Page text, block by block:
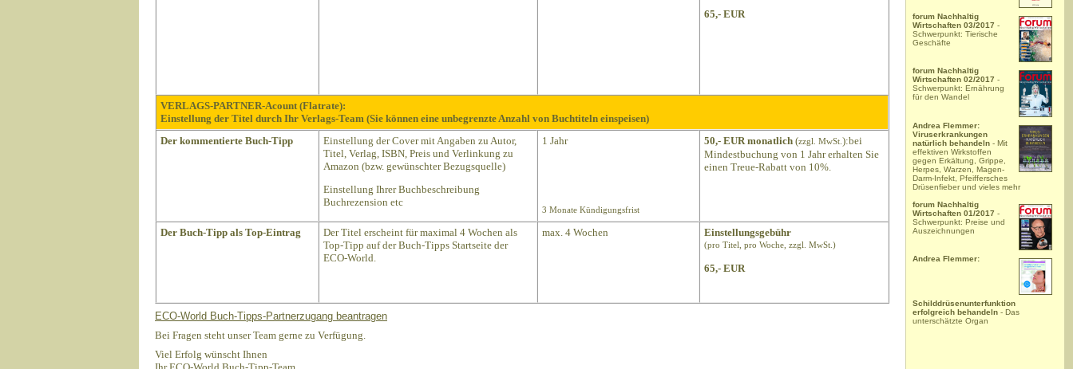
65,- EUR
VERLAGS-PARTNER-Acount (Flatrate):
Einstellung der Titel durch Ihr Verlags-Team (Sie können eine unbegrenzte Anzahl von Buchtiteln einspeisen)
Der kommentierte Buch-Tipp
Einstellung der Cover mit Angaben zu Autor,
Titel, Verlag, ISBN, Preis und Verlinkung zu
Amazon (bzw. gewünschter Bezugsquelle)
Einstellung Ihrer Buchbeschreibung
Buchrezension etc
1 Jahr
3 Monate Kündigungsfrist
50,- EUR monatlich (zzgl. MwSt. ):bei
Mindestbuchung von 1 Jahr erhalten Sie
einen Treue-Rabatt von 10%.
Der Buch-Tipp als Top-Eintrag
Der Titel erscheint für maximal 4 Wochen als
Top-Tipp auf der Buch-Tipps Startseite der
ECO-World.
max. 4 Wochen Einstellungsgebühr
(pro Titel, pro Woche, zzgl. MwSt.)
65,- EUR
ECO-World Buch-Tipps-Partnerzugang beantragen
Bei Fragen steht unser Team gerne zu Verfügung.
Viel Erfolg wünscht Ihnen
forum Nachhaltig
Wirtschaften 03/2017 -
Schwerpunkt: Tierische
Geschäfte
forum Nachhaltig
Wirtschaften 02/2017 -
Schwerpunkt: Ernährung
für den Wandel
Andrea Flemmer:
Viruserkrankungen
natürlich behandeln - Mit
effektiven Wirkstoffen
gegen Erkältung, Grippe,
Herpes, Warzen, Magen-
Darm-Infekt, Pfeiffersches
Drüsenfieber und vieles mehr
forum Nachhaltig
Wirtschaften 01/2017 -
Schwerpunkt: Preise und
Auszeichnungen
Andrea Flemmer:
Schilddrüsenunterfunktion
erfolgreich behandeln - Das
unterschätzte Organ